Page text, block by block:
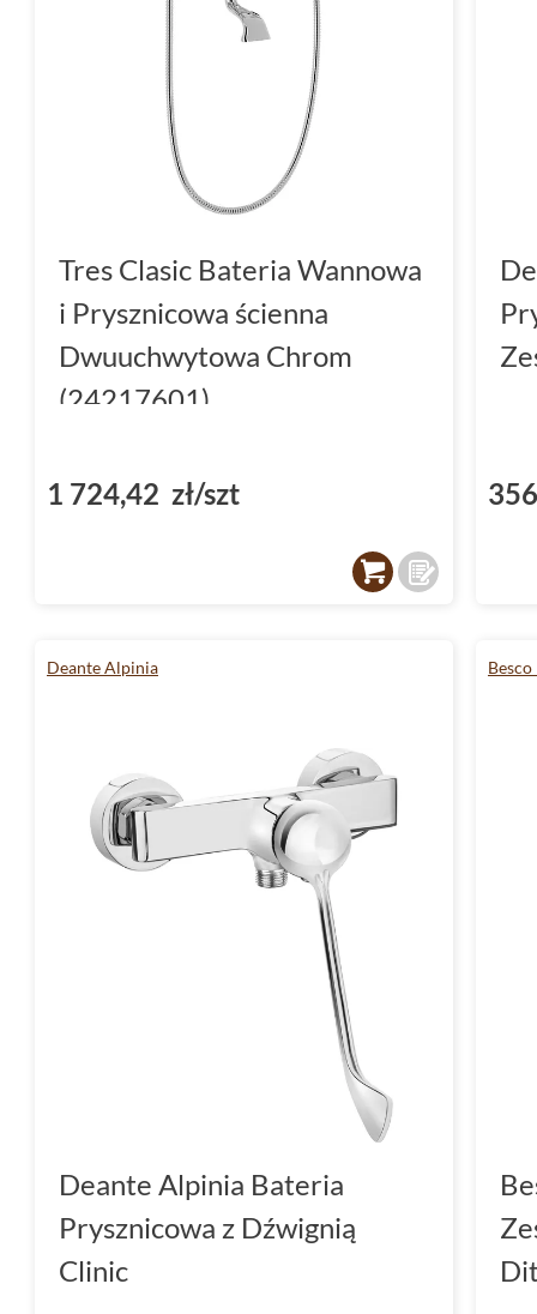
Tres Clasic Bateria Wannowa
i Prysznicowa ścienna
Dwuuchwytowa Chrom
(24217601)
1 724,42 zł/szt
Deante Alpinia
Deante Alpinia Bateria
Prysznicowa z Dźwignią
Clinic